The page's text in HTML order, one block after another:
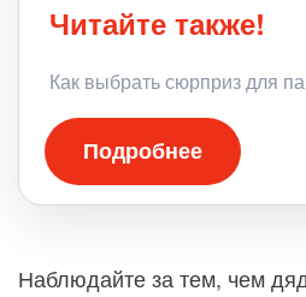
Читайте также!
Как выбрать сюрприз для
Подробнее
Наблюдайте за тем, чем